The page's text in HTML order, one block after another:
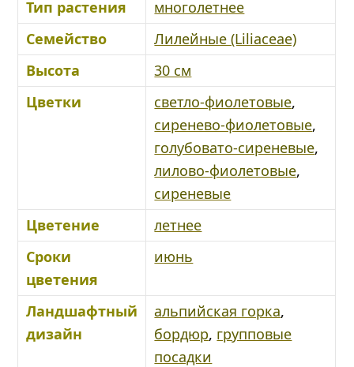
Тип растения
многолетнее
Семейство
Лилейные (Liliaceae)
Высота
30 см
Цветки
светло-фиолетовые,
сиренево-фиолетовые,
голубовато-сиреневые,
лилово-фиолетовые,
сиреневые
Цветение
летнее
Сроки
цветения
июнь
Ландшафтный
дизайн
альпийская горка,
бордюр, групповые
посадки